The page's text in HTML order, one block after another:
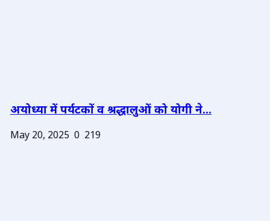
अयोध्या में पर्यटकों व श्रद्धालुओं को योगी ने...
May 20, 2025 0 219